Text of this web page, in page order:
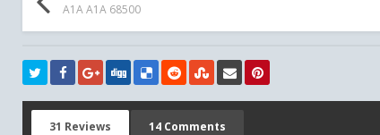
A1A A1A 68500
31 Reviews 14 Comments